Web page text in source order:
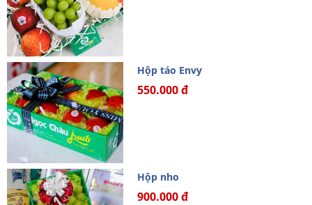
Hộp táo Envy
550.000 đ
Hộp nho
900.000 đ